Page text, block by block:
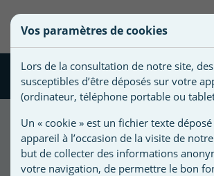
Matériel piscine CCEI
72
Créer une
une
liste
Nom de
d'envies
((confirmMessage))
Vous
devez
être
connecté
pour
ajouter
des
produits
à
Vos paramètres de cookies
Lors de la consultation de notre site,
susceptibles d’être déposés sur votre
(ordinateur, téléphone portable ou
Un « cookie » est un fichier texte
appareil à l’occasion de la visite de
but de collecter des informations
votre navigation, de permettre le bon